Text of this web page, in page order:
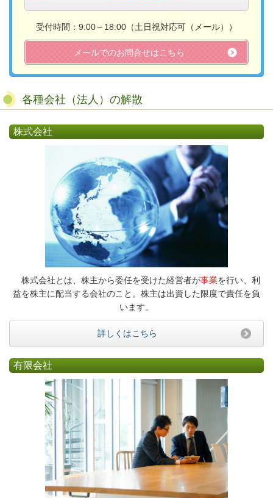
受付時間：9:00～18:00（土日祝対応可（メール））​
メールでのお問合せはこちら
各種会社（法人）の解散
株式会社
株式会社とは、株主から委任を受けた経営者が事業を行い、利
益を株主に配当する会社のこと。株主は出資した限度で責任を負
います。
詳しくはこちら
有限会社